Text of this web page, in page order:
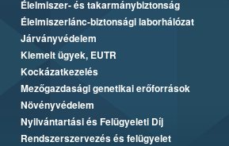
Élelmiszer- és takarmánybiztonság
Élelmiszerlánc-biztonsági laborhálózat
Járványvédelem
Kiemelt ügyek, EUTR
Kockázatkezelés
Mezőgazdasági genetikai erőforrások
Növényvédelem
Nyilvántartási és Felügyeleti Díj
Rendszerszervezés és felügyelet